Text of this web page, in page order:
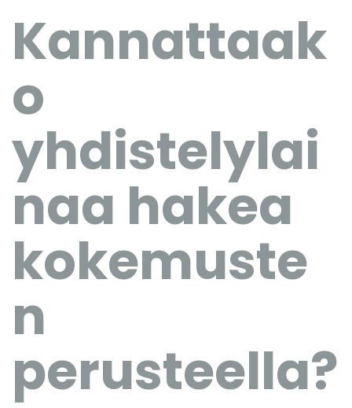
Kannattaak
o
yhdistelylai
naa hakea
kokemuste
n
perusteella?